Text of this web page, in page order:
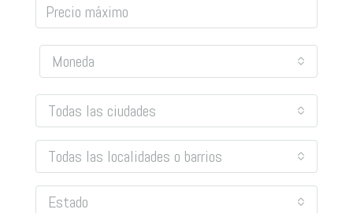
Moneda
Todas las ciudades
Todas las localidades o barrios
Estado